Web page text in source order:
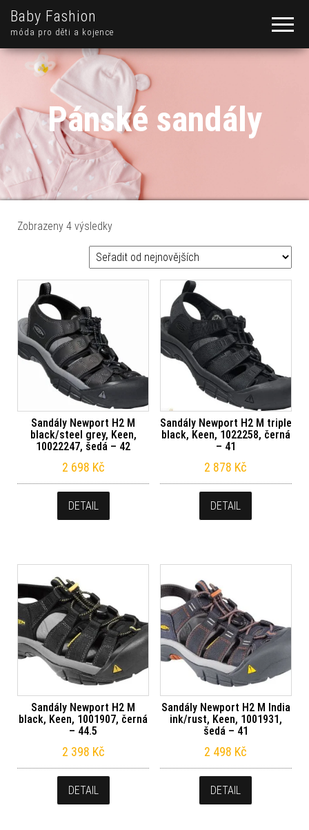
Baby Fashion
móda pro děti a kojence
Pánské sandály
Zobrazeny 4 výsledkySeřazeno od nejnovějších
Sandály Newport H2 M
black/steel grey, Keen,
10022247, šedá – 42
2 698 Kč
DETAIL
Sandály Newport H2 M triple
black, Keen, 1022258, černá
– 41
2 878 Kč
DETAIL
Sandály Newport H2 M
black, Keen, 1001907, černá
– 44.5
2 398 Kč
DETAIL
Sandály Newport H2 M India
ink/rust, Keen, 1001931,
šedá – 41
2 498 Kč
DETAIL